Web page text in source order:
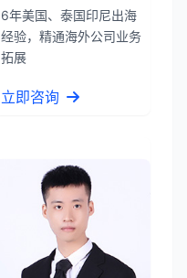
6年美国、泰国印尼出海
经验，精通海外公司业务
拓展
立即咨询